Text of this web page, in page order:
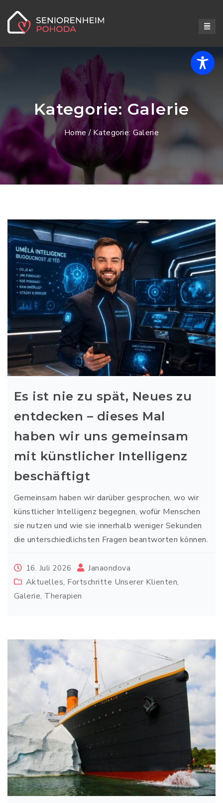
Kategorie: Galerie
Home / Kategorie: Galerie
Es ist nie zu spät, Neues zu
entdecken – dieses Mal
haben wir uns gemeinsam
mit künstlicher Intelligenz
beschäftigt
Gemeinsam haben wir darüber gesprochen, wo wir
künstlicher Intelligenz begegnen, wofür Menschen
sie nutzen und wie sie innerhalb weniger Sekunden
die unterschiedlichsten Fragen beantworten können.
16. Juli 2026
Janaondova
Aktuelles, Fortschritte Unserer Klienten,
Galerie, Therapien